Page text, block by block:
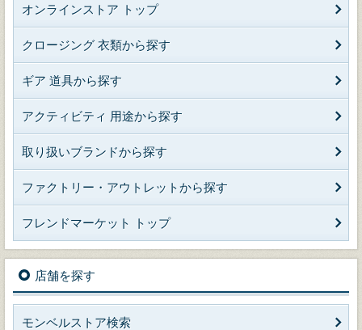
オンラインストア トップ
クロージング 衣類から探す
ギア 道具から探す
アクティビティ 用途から探す
取り扱いブランドから探す
ファクトリー・アウトレットから探す
フレンドマーケット トップ
店舗を探す
モンベルストア検索